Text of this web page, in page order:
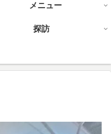
メニュー
探訪